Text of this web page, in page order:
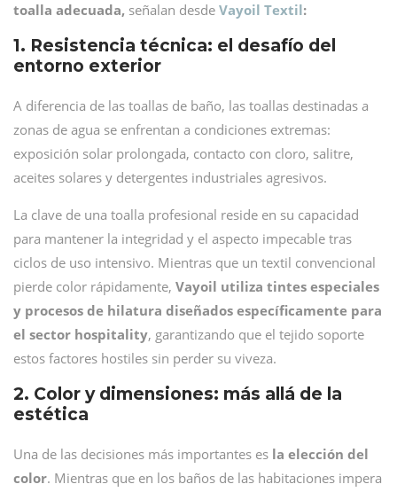
toalla adecuada, señalan desde Vayoil Textil:
1. Resistencia técnica: el desafío del
entorno exterior
A diferencia de las toallas de baño, las toallas destinadas a
zonas de agua se enfrentan a condiciones extremas:
exposición solar prolongada, contacto con cloro, salitre,
aceites solares y detergentes industriales agresivos.
La clave de una toalla profesional reside en su capacidad
para mantener la integridad y el aspecto impecable tras
ciclos de uso intensivo. Mientras que un textil convencional
pierde color rápidamente, Vayoil utiliza tintes especiales
y procesos de hilatura diseñados específicamente para
el sector hospitality, garantizando que el tejido soporte
estos factores hostiles sin perder su viveza.
2. Color y dimensiones: más allá de la
estética
Una de las decisiones más importantes es la elección del
color. Mientras que en los baños de las habitaciones impera